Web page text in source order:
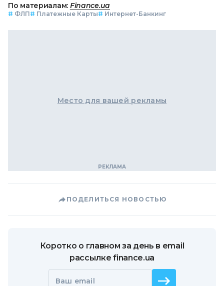
По материалам: Finance.ua
# ФЛП# Платежные Карты# Интернет-Банкинг
Место для вашей рекламы
ПОДЕЛИТЬСЯ НОВОСТЬЮ
Коротко о главном за день в email
рассылке finance.ua
Ваш email